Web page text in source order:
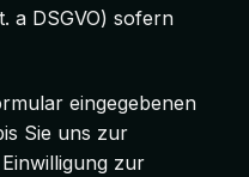
a DSGVO) sofern
eingegebenen
Sie uns zur
zur